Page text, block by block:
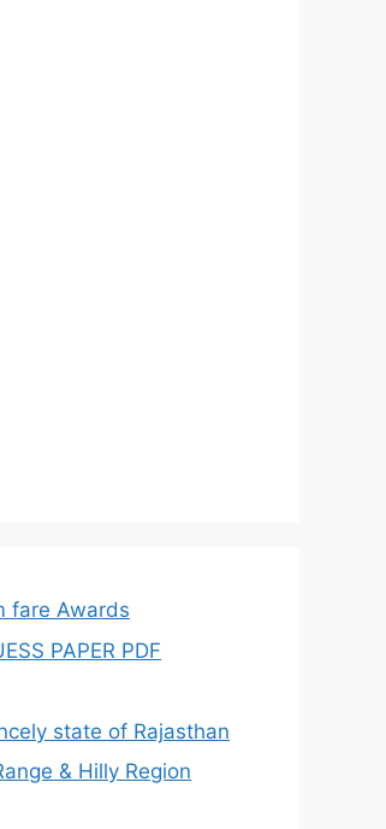
fare Awards
PAPER PDF
state of Rajasthan
& Hilly Region